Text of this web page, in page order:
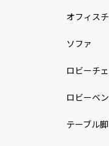
オフィス
ソファ
ロビーチ
ロビーベ
テーブル脚